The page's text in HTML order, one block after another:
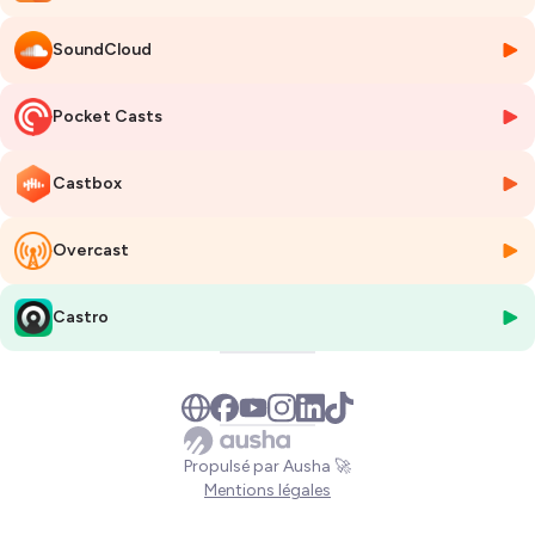
Dans cet épisode, Marion revient sur son histoire et nous livre les
raisons de son combat.
Après avoir publié en 2014
chez Stock, elle sort une
société, éviter aux femmes l’accident qu’elle a vécu et faire changer les
mentalités.
Au nom de quoi faudrait-il taire ces drames ?
Pourquoi les féministes ne reconnaissent-elles pas qu’elles se sont
trompées ?
Comment est-il possible que toutes les femmes ne se révoltent pas
contre cette injustice ?
Marion est une femme d’un courage immense, j’ai été bouleversée de
Elle m’a émue jusqu’aux larmes.Son histoire aurait pu être la
SoundCloud
Pocket Casts
Castbox
Overcast
Castro
Propulsé par Ausha 🚀
Mentions légales